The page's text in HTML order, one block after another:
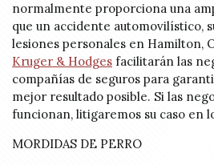
normalmente proporciona una
que un accidente automovilístico,
lesiones personales en Hamilton,
Kruger & Hodges facilitarán las
compañías de seguros para
mejor resultado posible. Si las
funcionan, litigaremos su caso en
MORDIDAS DE PERRO